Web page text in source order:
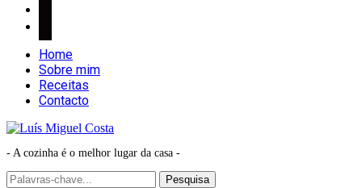
Home
Sobre mim
Receitas
Contacto
- A cozinha é o melhor lugar da casa -